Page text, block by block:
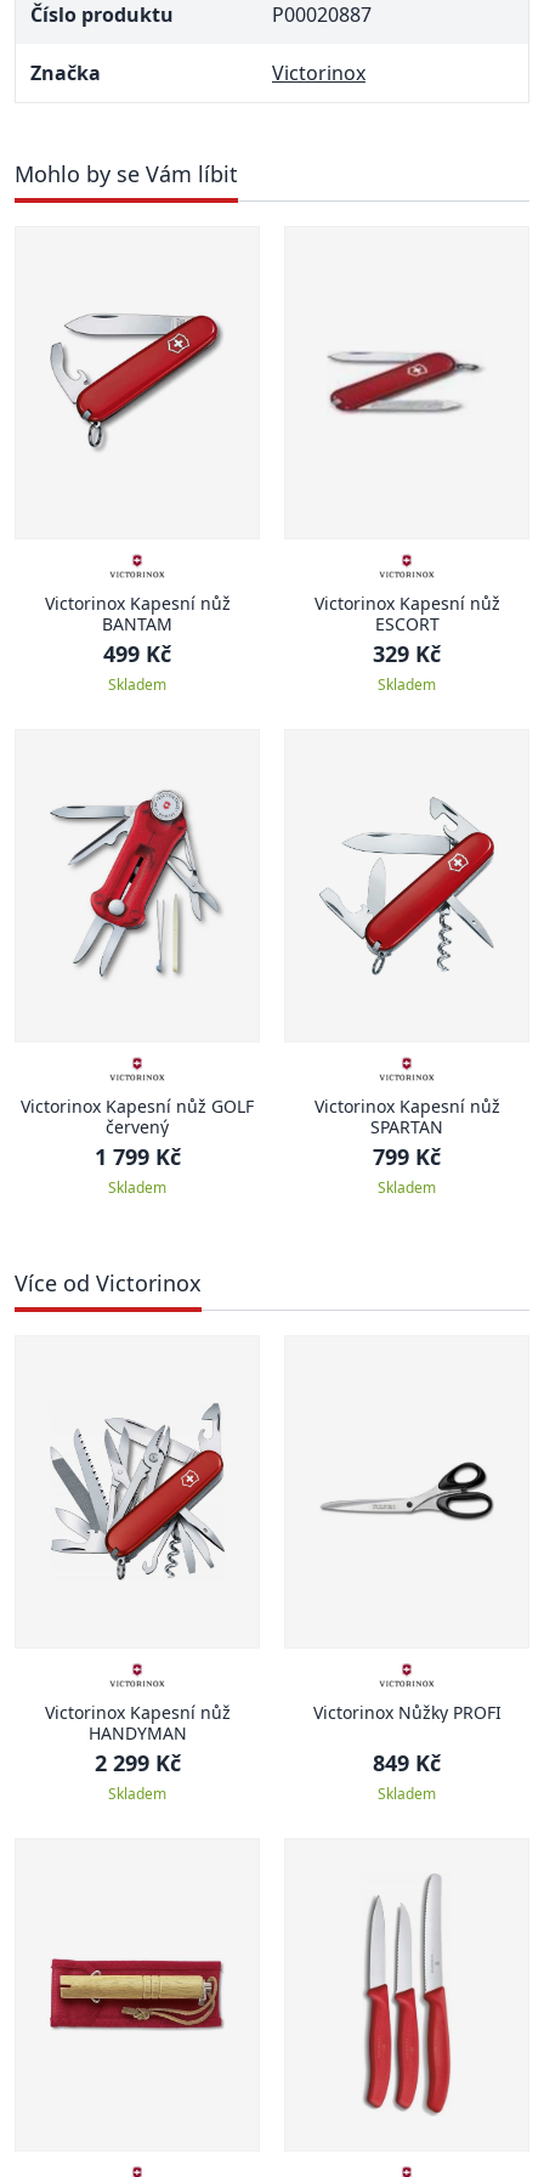
Číslo produktu P00020887
Značka Victorinox
Mohlo by se Vám líbit
Victorinox Kapesní nůž
BANTAM
499 Kč
Skladem
Victorinox Kapesní nůž
ESCORT
329 Kč
Skladem
Victorinox Kapesní nůž GOLF
červený
1 799 Kč
Skladem
Victorinox Kapesní nůž
SPARTAN
799 Kč
Skladem
Více od Victorinox
Victorinox Kapesní nůž
HANDYMAN
2 299 Kč
Skladem
Victorinox Nůžky PROFI
849 Kč
Skladem